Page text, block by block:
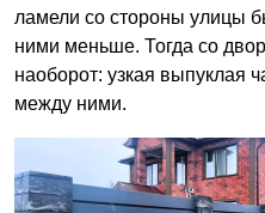
ламели со стороны улицы
ними меньше. Тогда со
наоборот: узкая выпуклая
между ними.